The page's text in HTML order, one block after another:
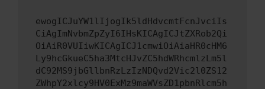
ewogICJuYW1lIjogIk5ldHdvcmtFcnJvciIs
CiAgImNvbmZpZyI6IHsKICAgICJtZXRob2Qi
OiAiR0VUIiwKICAgICJ1cmwiOiAiaHR0cHM6
Ly9hcGkueC5ha3MtcHJvZC5hdWRhcmlzLm5l
dC92MS9jbGllbnRzLzIzNDQvd2Vic2l0ZS12
ZWhpY2xlcy9HV0ExMz9maWVsZD1pbnRlcm5h